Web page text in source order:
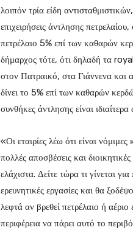
λοιπόν τρία είδη
επιχειρήσεις άντλησης
πετρέλαιο 5% επί των καθαρών
δήμαρχος τότε, ότι δηλαδή τα
στον Πατραικό, στα Γιάννενα και
δίνει το 5% επί των καθαρών
συνθήκες άντλησης είναι
«Οι εταιρίες λέω ότι είναι
πολλές αποσβέσεις και
ελάχιστα. Δείτε τώρα τι γίνεται
ερευνητικές εργασίες και θα
λεφτά αν βρεθεί πετρέλαιο ή
περιφέρεια να πάρει αυτό το